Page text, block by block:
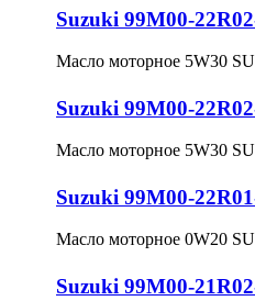
Suzuki 99M00-
Масло моторное 5W30
Suzuki 99M00-
Масло моторное 5W30
Suzuki 99M00-
Масло моторное 0W20
Suzuki 99M00-